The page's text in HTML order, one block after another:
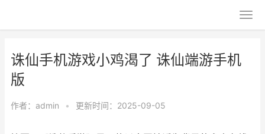
诛仙手机游戏小鸡渴了 诛仙端游手机
版
作者： admin • 更新时间：2025-09-05